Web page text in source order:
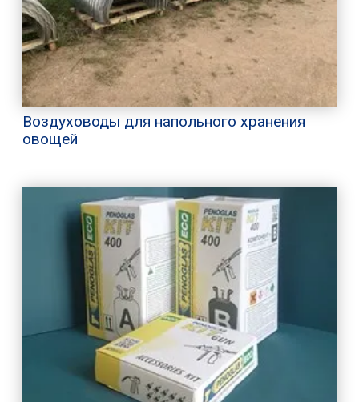
Воздуховоды для напольного хранения
овощей